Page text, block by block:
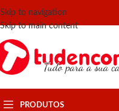
Skip to navigation
Skip to main content
PRODUTOS